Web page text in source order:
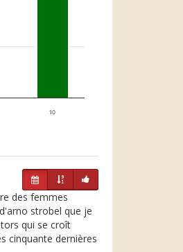
10
des femmes
strobel que je
qui se croît
cinquante dernières